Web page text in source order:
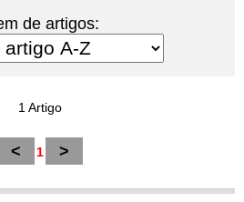
de artigos:
1 Artigo
< 1 >